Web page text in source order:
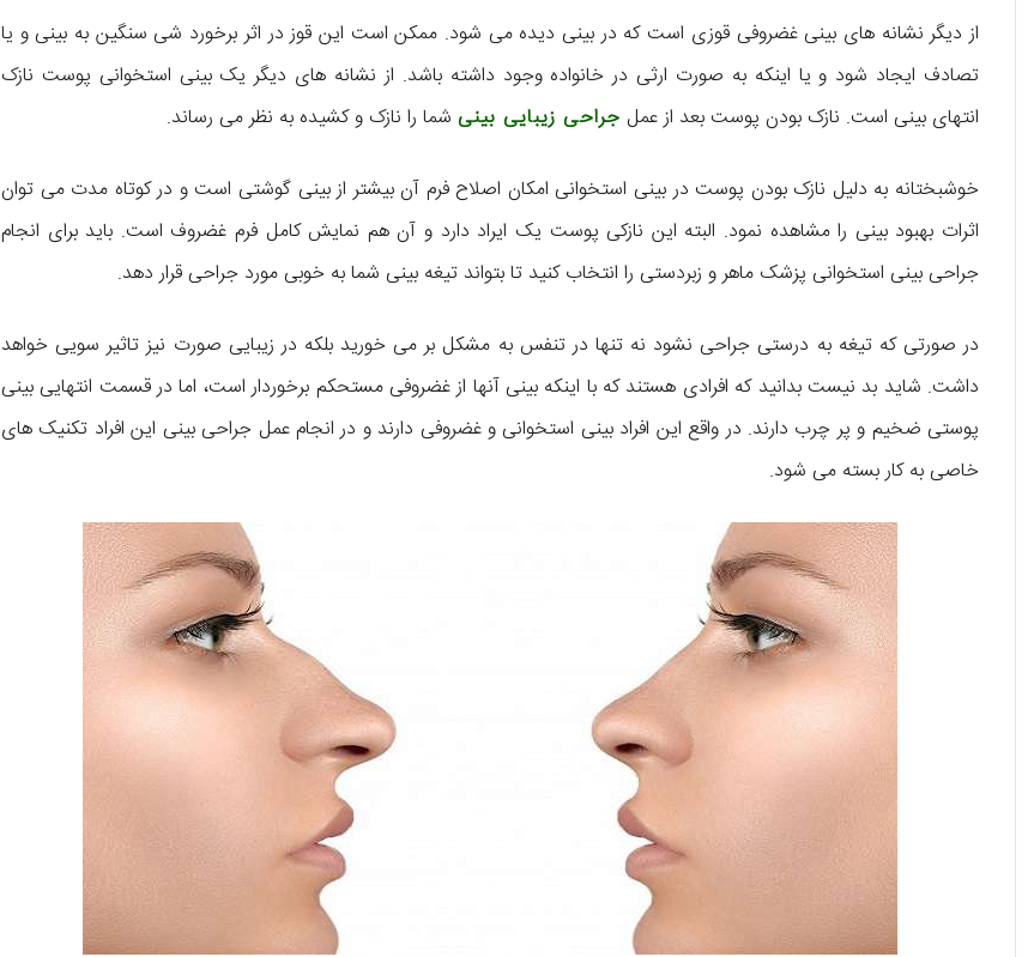
از دیگر نشانه های بینی غضروفی قوزی است که در بینی دیده می شود. ممکن است این قوز در اثر برخورد شی سنگین به بینی و یا
تصادف ایجاد شود و یا اینکه به صورت ارثی در خانواده وجود داشته باشد. از نشانه های دیگر یک بینی استخوانی پوست نازک
انتهای بینی است. نازک بودن پوست بعد از عمل جراحی زیبایی بینی شما را نازک و کشیده به نظر می رساند.
خوشبختانه به دلیل نازک بودن پوست در بینی استخوانی امکان اصلاح فرم آن بیشتر از بینی گوشتی است و در کوتاه مدت می توان
اثرات بهبود بینی را مشاهده نمود. البته این نازکی پوست یک ایراد دارد و آن هم نمایش کامل فرم غضروف است. باید برای انجام
جراحی بینی استخوانی پزشک ماهر و زبردستی را انتخاب کنید تا بتواند تیغه بینی شما به خوبی مورد جراحی قرار دهد.
در صورتی که تیغه به درستی جراحی نشود نه تنها در تنفس به مشکل بر می خورید بلکه در زیبایی صورت نیز تاثیر سویی خواهد
داشت. شاید بد نیست بدانید که افرادی هستند که با اینکه بینی آنها از غضروفی مستحکم برخوردار است، اما در قسمت انتهایی بینی
پوستی ضخیم و پر چرب دارند. در واقع این افراد بینی استخوانی و غضروفی دارند و در انجام عمل جراحی بینی این افراد تکنیک های
خاصی به کار بسته می شود.